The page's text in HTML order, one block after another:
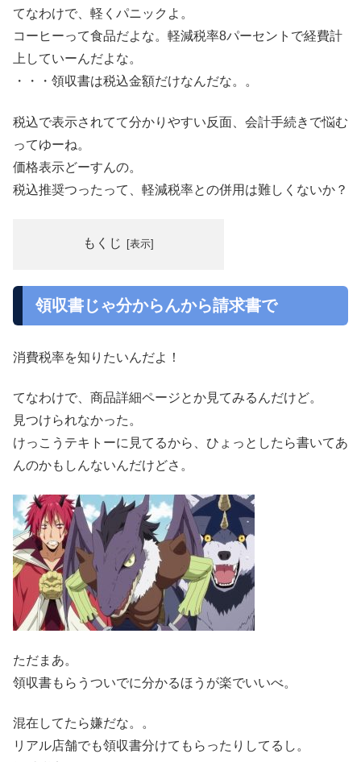
てなわけで、軽くパニックよ。
コーヒーって食品だよな。軽減税率8パーセントで経費計
上していーんだよな。
・・・領収書は税込金額だけなんだな。。
税込で表示されてて分かりやすい反面、会計手続きで悩む
ってゆーね。
価格表示どーすんの。
税込推奨つったって、軽減税率との併用は難しくないか？
もくじ
領収書じゃ分からんから請求書で
消費税率を知りたいんだよ！
てなわけで、商品詳細ページとか見てみるんだけど。
見つけられなかった。
けっこうテキトーに見てるから、ひょっとしたら書いてあ
んのかもしんないんだけどさ。
ただまあ。
領収書もらうついでに分かるほうが楽でいいべ。
混在してたら嫌だな。。
リアル店舗でも領収書分けてもらったりしてるし。